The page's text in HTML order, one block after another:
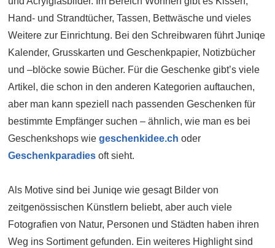
Hand- und Strandtücher, Tassen, Bettwäsche und vieles
Weitere zur Einrichtung. Bei den Schreibwaren führt Juniqe
Kalender, Grusskarten und Geschenkpapier, Notizbücher
und –blöcke sowie Bücher. Für die Geschenke gibt’s viele
Artikel, die schon in den anderen Kategorien auftauchen,
aber man kann speziell nach passenden Geschenken für
bestimmte Empfänger suchen – ähnlich, wie man es bei
Geschenkshops wie geschenkidee.ch oder
Geschenkparadies oft sieht.
Als Motive sind bei Juniqe wie gesagt Bilder von
zeitgenössischen Künstlern beliebt, aber auch viele
Fotografien von Natur, Personen und Städten haben ihren
Weg ins Sortiment gefunden. Ein weiteres Highlight sind